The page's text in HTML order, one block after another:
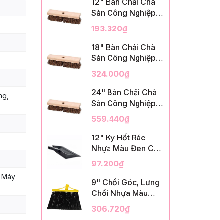
Máy
12" Bàn Chải Chà
Sàn Công Nghiệp,
Sợi Palmyra, InsuX
INXDS1, 12
Cái/Thùng (12"
Brush Deck Scrub,
193.320₫
18" Bàn Chải Chà
Sàn Công Nghiệp,
Sợi Palmyra, InsuX
INXDS2, 12
Cái/Thùng (18"
Brush Deck Scrub,
324.000₫
24" Bàn Chải Chà
Sàn Công Nghiệp,
Sợi Palmyra, InsuX
INXDS2, 12
Cái/Thùng (24"
Brush Deck Scrub ,
559.440₫
12" Ky Hốt Rác
Nhựa Màu Đen Có
Tay Cầm, InsuX
INXSHD01, 12
Cái/Thùng, Mã
IMPA 174141 (12"
Black Plastic)
97.200₫
9" Chổi Góc, Lưng
Chổi Nhựa Màu
Vàng, Lông PET
Màu Đen, Kèm Cán
306.720₫